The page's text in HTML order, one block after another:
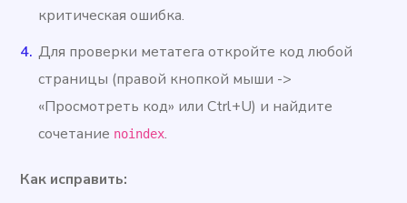
критическая ошибка.
Для проверки метатега откройте код любой
страницы (правой кнопкой мыши ->
«Просмотреть код» или Ctrl+U) и найдите
сочетание noindex.
Как исправить: